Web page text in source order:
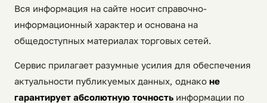
Вся информация на сайте носит справочно-
информационный характер и основана на
общедоступных материалах торговых сетей.
Сервис прилагает разумные усилия для обеспечения
актуальности публикуемых данных, однако не
гарантирует абсолютную точность информации по